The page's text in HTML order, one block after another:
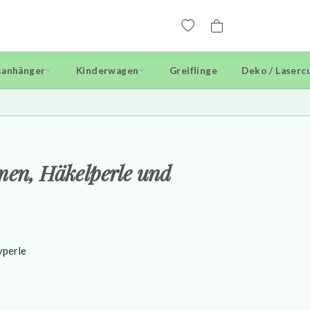
Kinderwagen Greiflinge Deko /
Häkelperle und